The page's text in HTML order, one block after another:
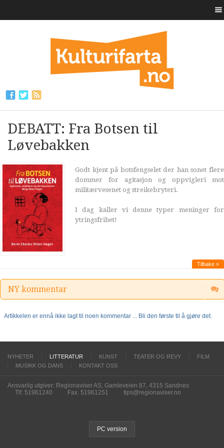
DEBATT: Fra Botsen til
Løvebakken
Godt kjent på botsfengselet der han sonet flere
dommer for agitasjon og oppvigleri mot
militærvesenet og streikebryteri.
I dag kaller vi denne typer meninger for
ytringsfrihet!
Tilbake »
NY kommentar
Artikkelen er ennå ikke lagt til noen kommentar ... Bli den første til å gjøre det.
NYHETER LITTERATUR KUNST TEATER OG REVY
FILM
MUSIKK OG DANS
KONTAKT OSS
Ansvarlig utgiver: Regionaviser AS, Gamleveien 87, 4315 Sandnes
Tlf. 51961240
Fax. 51961251 tips@regionaviser.no
PC version